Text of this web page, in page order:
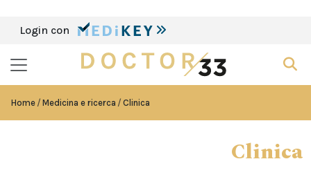
Login con
Home Medicina e ricerca Clinica
Clinica